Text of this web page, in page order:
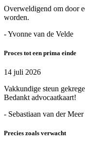
Overweldigend om door
worden.
- Yvonne van de Velde
Proces tot een prima einde
14 juli 2026
Vakkundige steun
Bedankt advocaatkaart!
- Sebastiaan van der Meer
Precies zoals verwacht